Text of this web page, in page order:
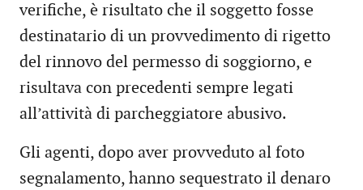
verifiche, è risultato che il soggetto fosse
destinatario di un provvedimento di rigetto
del rinnovo del permesso di soggiorno, e
risultava con precedenti sempre legati
all’attività di parcheggiatore abusivo.
Gli agenti, dopo aver provveduto al foto
segnalamento, hanno sequestrato il denaro